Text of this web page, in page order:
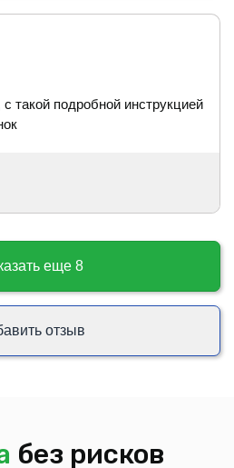
такой подробной инструкцией
еще 8
отзыв
без рисков